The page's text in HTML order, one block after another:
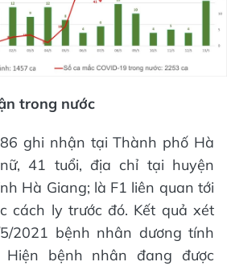
trong nước
ghi nhận tại Thành phố Hà
41 tuổi, địa chỉ tại huyện
Hà Giang; là F1 liên quan tới
cách ly trước đó. Kết quả xét
2021 bệnh nhân dương tính
Hiện bệnh nhân đang được